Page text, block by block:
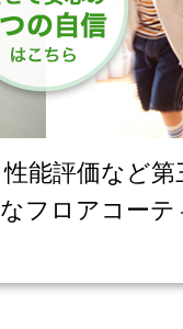
能評価など
フロアコー